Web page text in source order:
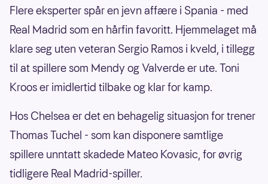
Flere eksperter spår en jevn affære i Spania - med
Real Madrid som en hårfin favoritt. Hjemmelaget må
klare seg uten veteran Sergio Ramos i kveld, i tillegg
til at spillere som Mendy og Valverde er ute. Toni
Kroos er imidlertid tilbake og klar for kamp.
Hos Chelsea er det en behagelig situasjon for trener
Thomas Tuchel - som kan disponere samtlige
spillere unntatt skadede Mateo Kovasic, for øvrig
tidligere Real Madrid-spiller.